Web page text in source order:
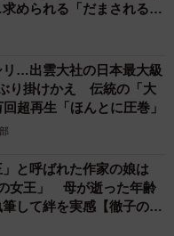
められる「だまされる前
…出雲大社の日本最大級
ぶり掛けかえ 伝統の「大
超再生「ほんとに圧巻」
」と呼ばれた作家の娘は
の女王」 母が逝った年齢
して絆を実感【徹子の部